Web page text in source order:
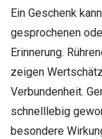
Ein Geschenk
gesprochenen
Erinnerung.
zeigen
Verbundenheit.
schnelllebig
besondere